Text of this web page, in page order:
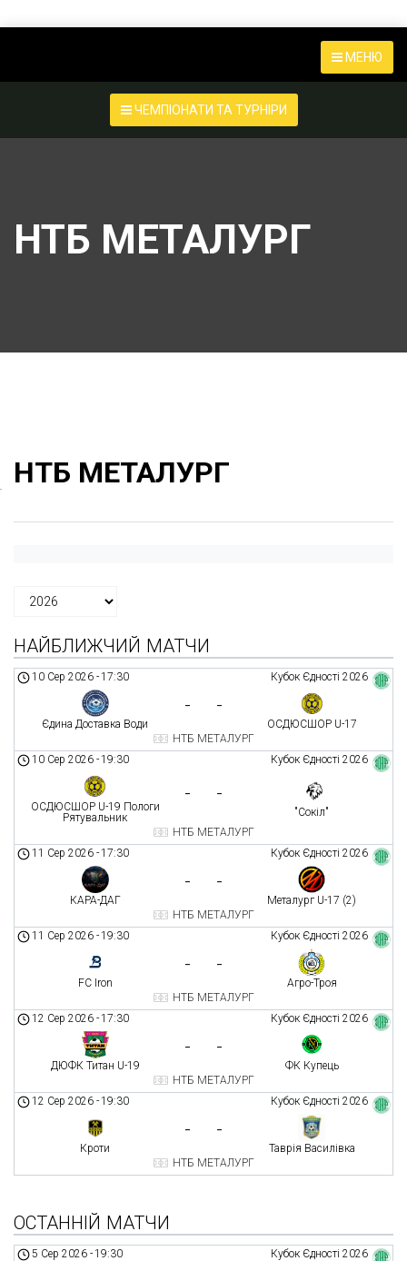
МЕНЮ
ЧЕМПІОНАТИ ТА ТУРНІРИ
НТБ МЕТАЛУРГ
НТБ МЕТАЛУРГ
НАЙБЛИЖЧИЙ МАТЧИ
Кубок Єдності 2026
10 Сер 2026 -17:30
Єдина Доставка Води
- -
ОСДЮСШОР U-17
НТБ МЕТАЛУРГ
Кубок Єдності 2026
10 Сер 2026 -19:30
ОСДЮСШОР U-19 Пологи
Рятувальник
- -
"Сокіл"
НТБ МЕТАЛУРГ
Кубок Єдності 2026
11 Сер 2026 -17:30
КАРА-ДАГ
- -
Металург U-17 (2)
НТБ МЕТАЛУРГ
Кубок Єдності 2026
11 Сер 2026 -19:30
FC Iron
- -
Агро-Троя
НТБ МЕТАЛУРГ
Кубок Єдності 2026
12 Сер 2026 -17:30
ДЮФК Титан U-19
- -
ФК Купець
НТБ МЕТАЛУРГ
Кубок Єдності 2026
12 Сер 2026 -19:30
Кроти
- -
Таврія Василівка
НТБ МЕТАЛУРГ
ОСТАННІЙ МАТЧИ
Кубок Єдності 2026
5 Сер 2026 -19:30